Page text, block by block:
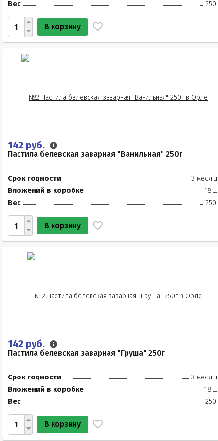
Вес
250
В корзину
142 руб.
Пастила белевская заварная "Ванильная" 250г
Срок годности
3
Вложений в коробке
Вес
250
В корзину
142 руб.
Пастила белевская заварная "Груша" 250г
Срок годности
3
Вложений в коробке
Вес
250
В корзину